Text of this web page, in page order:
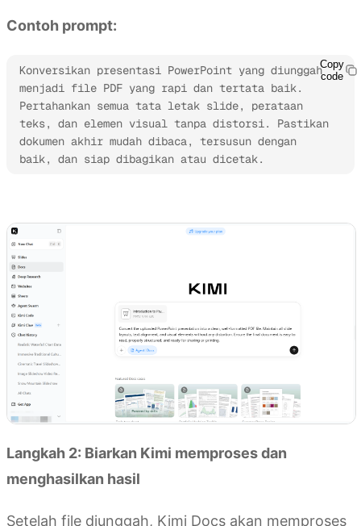
Contoh prompt:
Konversikan presentasi PowerPoint yang diunggah
menjadi file PDF yang rapi dan tertata baik.
Pertahankan semua tata letak slide, perataan
teks, dan elemen visual tanpa distorsi. Pastikan
dokumen akhir mudah dibaca, tersusun dengan
baik, dan siap dibagikan atau dicetak.
Copy
code
Langkah 2: Biarkan Kimi memproses dan
menghasilkan hasil
Setelah file diunggah, Kimi Docs akan memproses